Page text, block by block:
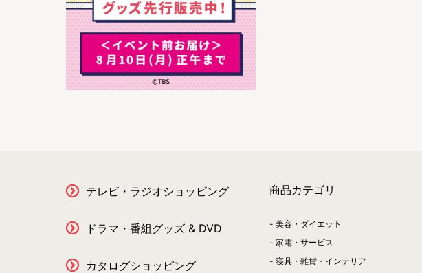
テレビ・ラジオショッピング
ドラマ・番組グッズ & DVD
カタログショッピング
商品カテゴリ
美容・ダイエット
家電・サービス
寝具・雑貨・インテリア